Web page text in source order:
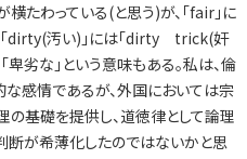
たわっている(と思う)が、「fair」に
「dirty(汚い)」には「dirty trick(奸
卑劣な」という意味もある。私は、倫
感情であるが、外国においては宗
の基礎を提供し、道徳律として論理
断が希薄化したのではないかと思